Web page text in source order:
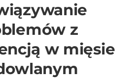
z
w mięsie